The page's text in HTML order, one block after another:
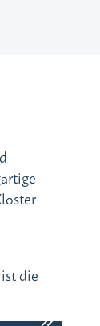
die